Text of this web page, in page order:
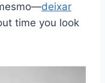
—deixar
time you look